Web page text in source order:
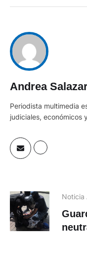
Andrea
Periodista multimedia
judiciales, económicos
Noticia
la